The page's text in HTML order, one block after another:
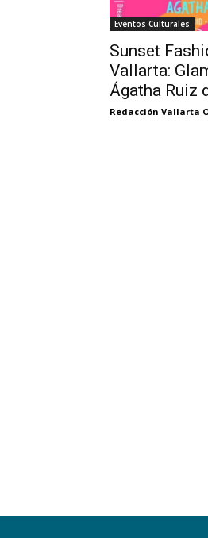
Eventos Culturales
Sunset
Vallarta:
Ágatha Ruiz
Redacción Vallarta